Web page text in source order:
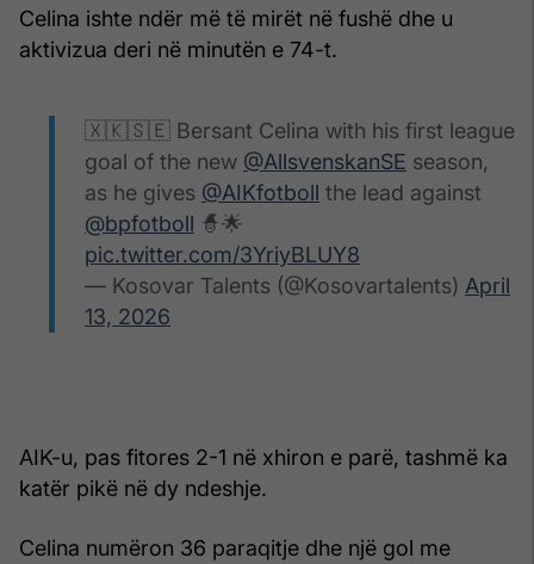
Celina ishte ndër më të mirët në fushë dhe u
aktivizua deri në minutën e 74-t.
🇽🇰🇸🇪 Bersant Celina with his first league
goal of the new @AllsvenskanSE season,
as he gives @AIKfotboll the lead against
@bpfotboll 🧙🌟
pic.twitter.com/3YriyBLUY8
— Kosovar Talents (@Kosovartalents) April
13, 2026
AIK-u, pas fitores 2-1 në xhiron e parë, tashmë ka
katër pikë në dy ndeshje.
Celina numëron 36 paraqitje dhe një gol me